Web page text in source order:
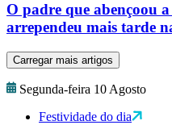
O padre que abençoou
arrependeu mais tarde
Carregar mais artigos
Segunda-feira 10 Agosto
Festividade do dia